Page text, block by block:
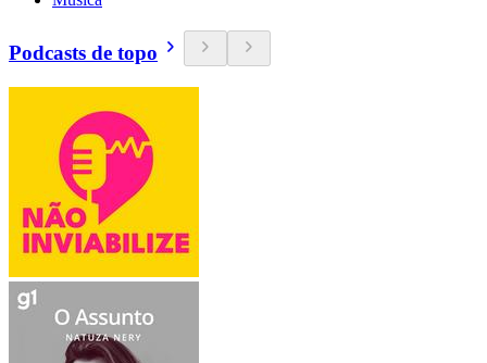
Podcasts de topo